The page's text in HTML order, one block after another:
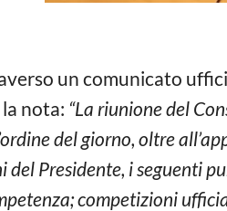
un comunicato
nota: “La riunione del
del giorno, oltre
del Presidente, i seguenti
competizioni